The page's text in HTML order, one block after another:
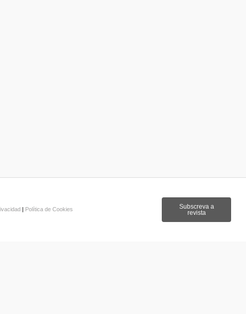
Política de Cookies
Subscreva a
revista